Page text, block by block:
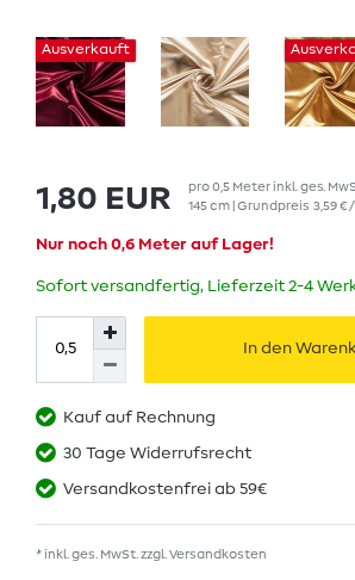
Ausverkauft
1,80 EUR pro0,5 Meterinkl. ges.
145 cm | Grundpreis 3,59 €
Nur noch 0,6 Meter auf Lager!
Sofort versandfertig, Lieferzeit 2-4
In den
Kauf auf Rechnung
30 Tage Widerrufsrecht
Versandkostenfrei ab 59€
* inkl. ges. MwSt. zzgl. Versandkosten